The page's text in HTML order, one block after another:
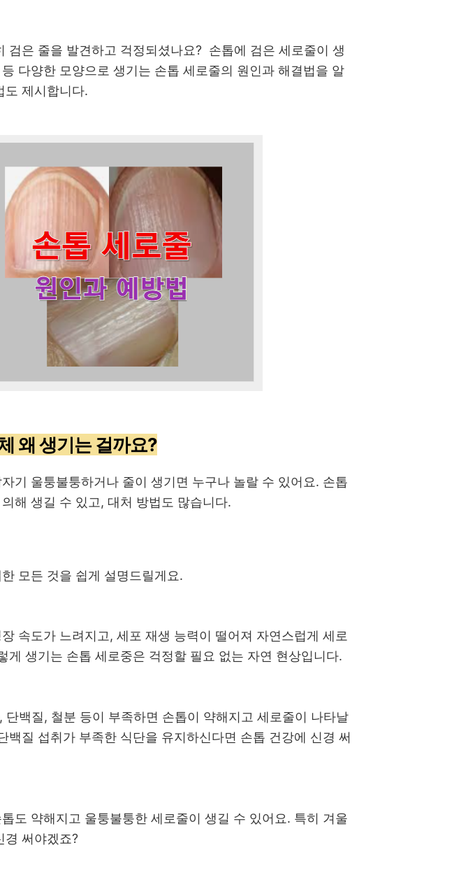
검은 줄을 발견하고 걱정되셨나요? 손톱에 검은 세로줄이 생
다양한 모양으로 생기는 손톱 세로줄의 원인과 해결법을 알
도 제시합니다.
왜 생기는 걸까요?
기 울퉁불퉁하거나 줄이 생기면 누구나 놀랄 수 있어요. 손톱
해 생길 수 있고, 대처 방법도 많습니다.
모든 것을 쉽게 설명드릴게요.
속도가 느려지고, 세포 재생 능력이 떨어져 자연스럽게 세로
게 생기는 손톱 세로중은 걱정할 필요 없는 자연 현상입니다.
단백질, 철분 등이 부족하면 손톱이 약해지고 세로줄이 나타날
백질 섭취가 부족한 식단을 유지하신다면 손톱 건강에 신경 써
도 약해지고 울퉁불퉁한 세로줄이 생길 수 있어요. 특히 겨울
경 써야겠죠?